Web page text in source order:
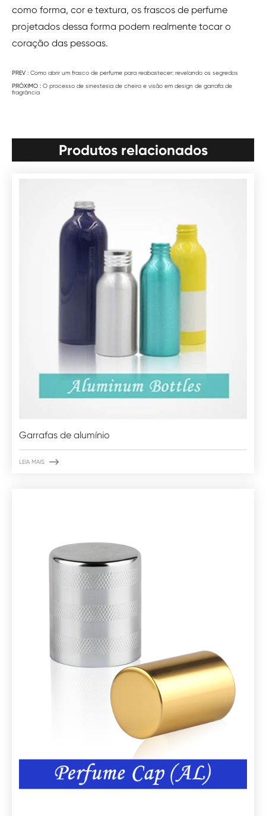
como forma, cor e textura, os frascos de perfume
projetados dessa forma podem realmente tocar o
coração das pessoas.
PREV : Como abrir um frasco de perfume para reabastecer: revelando os segredos
PRÓXIMO : O processo de sinestesia de cheiro e visão em design de garrafa de
fragrância
Produtos relacionados
Garrafas de alumínio
LEIA MAIS 